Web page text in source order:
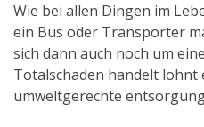
Wie bei allen Dingen im
ein Bus oder Transporter
sich dann auch noch um
Totalschaden handelt lohnt
umweltgerechte